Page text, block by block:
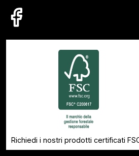
Richiedi i nostri prodotti certificati